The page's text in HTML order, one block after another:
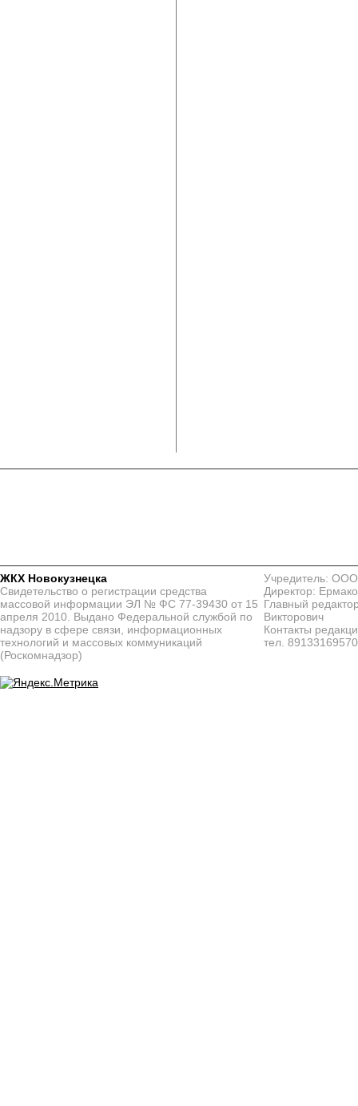
ЖКХ Новокузнецка
Свидетельство о регистрации средства
массовой информации ЭЛ № ФС 77-39430 от 15
апреля 2010. Выдано Федеральной службой по
надзору в сфере связи, информационных
технологий и массовых коммуникаций
(Роскомнадзор)
Учредитель:
Директор:
Главный
Викторович
Контакты
тел. 89133169570